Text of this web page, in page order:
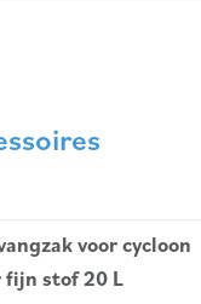
voor cycloon
stof 20 L